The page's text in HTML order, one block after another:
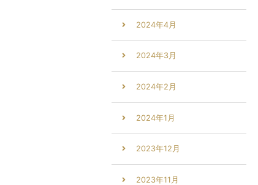
2024年4月
2024年3月
2024年2月
2024年1月
2023年12月
2023年11月